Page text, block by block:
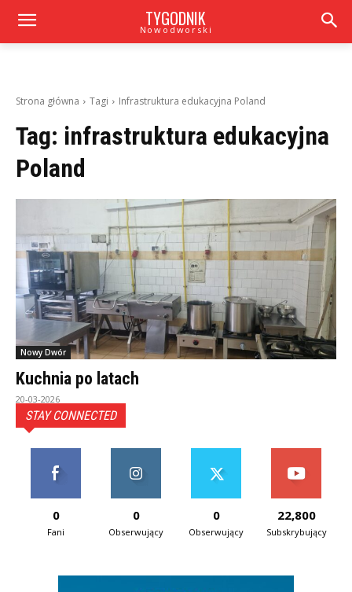
TYGODNIK
Nowodworski
Strona główna Tagi Infrastruktura edukacyjna Poland
Tag: infrastruktura edukacyjna
Poland
Nowy Dwór
Kuchnia po latach
20-03-2026
STAY CONNECTED
0
Fani
0
Obserwujący
0
Obserwujący
22,800
Subskrybujący